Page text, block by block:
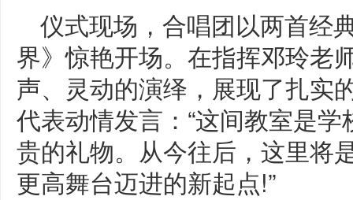
仪式现场，合唱团以两首经
界》惊艳开场。在指挥邓玲老
声、灵动的演绎，展现了扎实
代表动情发言：“这间教室是
贵的礼物。从今往后，这里将
更高舞台迈进的新起点!”